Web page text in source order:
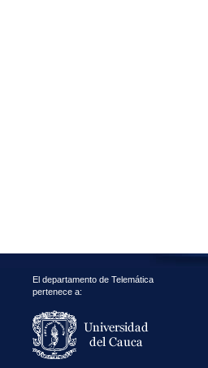
El departamento de Telemática
pertenece a: